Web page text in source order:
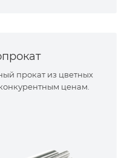
прокат из цветных
ценам.